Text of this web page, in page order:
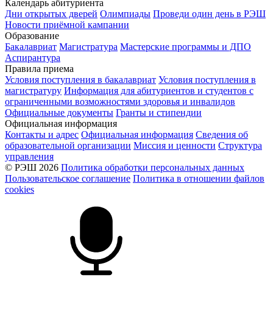
Календарь абитуриента
Дни открытых дверей Олимпиады Проведи один день в РЭШ
Новости приёмной кампании
Образование
Бакалавриат Магистратура Мастерские программы и ДПО
Аспирантура
Правила приема
Условия поступления в бакалавриат Условия поступления в
магистратуру Информация для абитуриентов и студентов с
ограниченными возможностями здоровья и инвалидов
Официальные документы Гранты и стипендии
Официальная информация
Контакты и адрес Официальная информация Сведения об
образовательной организации Миссия и ценности Структура
управления
© РЭШ 2026 Политика обработки персональных данных
Пользовательское соглашение Политика в отношении файлов
cookies